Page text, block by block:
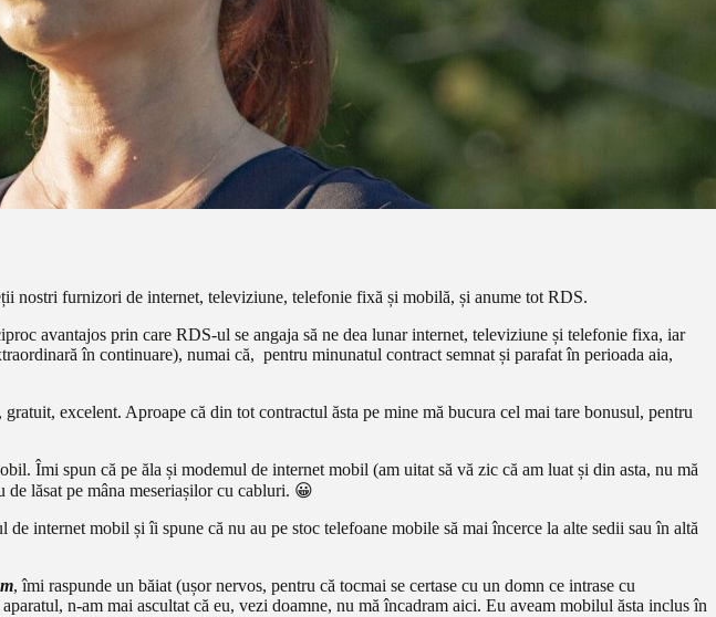
nostri furnizori de internet, televiziune, telefonie fixă și mobilă, și anume tot RDS.
avantajos prin care RDS-ul se angaja să ne dea lunar internet, televiziune și telefonie fixa, iar
în continuare), numai că, pentru minunatul contract semnat și parafat în perioada aia,
excelent. Aproape că din tot contractul ăsta pe mine mă bucura cel mai tare bonusul, pentru
Îmi spun că pe ăla și modemul de internet mobil (am uitat să vă zic că am luat și din asta, nu mă
lăsat pe mâna meseriașilor cu cabluri. 😀
internet mobil și îi spune că nu au pe stoc telefoane mobile să mai încerce la alte sedii sau în altă
, îmi raspunde un băiat (ușor nervos, pentru că tocmai se certase cu un domn ce intrase cu
n-am mai ascultat că eu, vezi doamne, nu mă încadram aici. Eu aveam mobilul ăsta inclus în